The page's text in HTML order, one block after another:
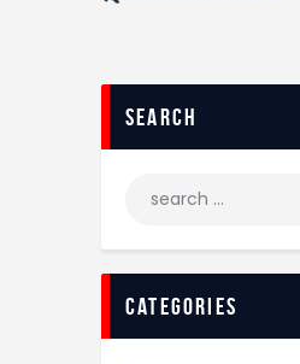
search
categories